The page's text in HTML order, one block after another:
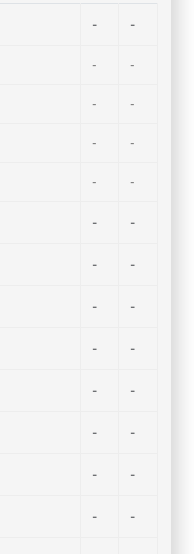
- -
- -
- -
- -
- -
- -
- -
- -
- -
- -
- -
- -
- -